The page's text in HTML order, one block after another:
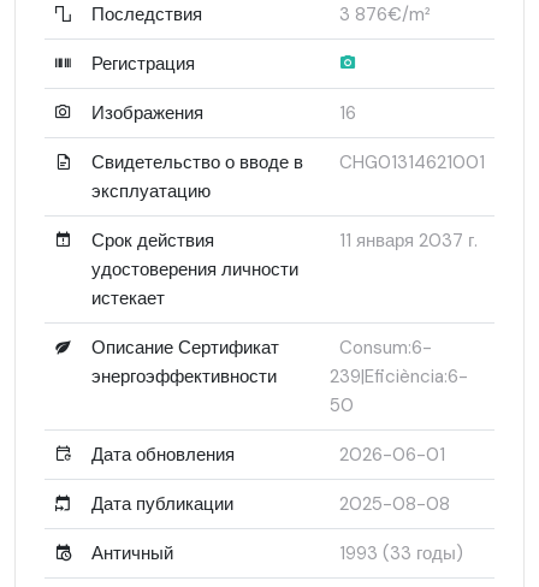
Последствия 3 876€/m²
Регистрация
Изображения 16
Свидетельство о вводе в
эксплуатацию
CHG01314621001
Срок действия
удостоверения личности
истекает
11 января 2037 г.
Описание Сертификат
энергоэффективности
Consum:6-
239|Eficiència:6-
50
Дата обновления 2026-06-01
Дата публикации 2025-08-08
Античный 1993 (33 годы)